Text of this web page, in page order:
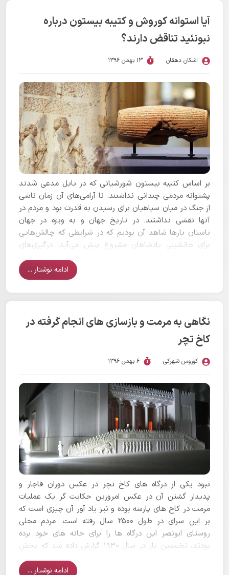
جمشید است.
آیا استوانه کوروش و کتیبه بیستون درباره
نبونئید تناقض دارند؟
اشکان دهقان 13 بهمن 1396
بر اساس کتیبه بیستون شورشیانی که در بابل مدعی شدند
پشتوانه مردمی چندانی نداشتند. نا آرامی‌های آن زمان ناشی
از جنگ در میان سپاهیان برای رسیدن به قدرت بود و مردم در
آنها نقشی نداشتند. در تاریخ جهان و به ویژه در جهان
باستان بارها شاهد آن بودیم که در شرایطی که چالش‌هایی
برای جانشینی پادشاهان مشروع پیش می‌آید، درگیری‌های
فراوانی در میان سپاهیان و سرداران به وجود می‌آید. بنابراین
نه تنها استوانه کوروش بزرگ و کتیبه بیستون تناقض ندارند
بلکه از جهاتی درباره بابل هم راستا هستند چرا که باید حساب
سپاه را از مردم جدا کرد. در همان زمان کوروش هم سپاهیان
در اختیار داشت آن ستم‌هایی که در استوانه کوروش آمده
است را بر مردم تحمیل می‌کرد و این افراد همان سپاهیان
بابل بودند. بنابراین بر اساس استوانه کوروش بزرگ مردم و
سپاه متفاوت از هم در نظر گرفته شدند، موضوعی که باید در
بررسی کتیبه بیستون هم به آن توجه کنیم.
ادامه نوشتار ...
نگاهی به مرمت و بازسازی های انجام گرفته در
کاخ تچر
کوروش شهرکی 6 بهمن 1396
نبود یکی از درگاه های کاخ تچر در عکس دوران قاجار و
پدیدار گشتن آن در عکس امروزین حکایت گر یک عملیات
مرمت در کاخ های پارسه بوده و نیز یاد آور آن چیزی است که
بر این سرای در طول 2500 سال رفته است. مردم محلی
روستای ابونصر این درگاه ها را برای خانه های خود برده
بودند، نخستین بار در سال 1930 گزارش داده شد که بخش
هایی از قطعات روستای ابونصر در نزدیکی شیراز شباهت
بسیاری به سنگ های هخامنشی تخت جمشید دارد...ادامه نوشتار ...